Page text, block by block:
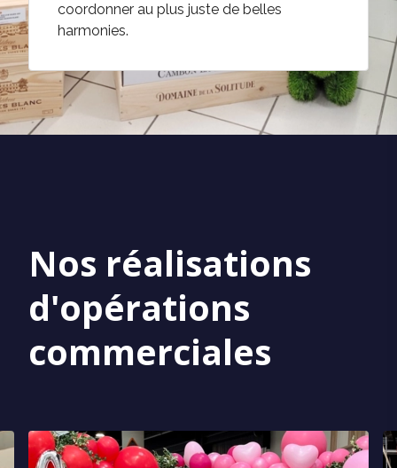
coordonner au plus juste de belles
harmonies.
Nos réalisations
d'opérations
commerciales